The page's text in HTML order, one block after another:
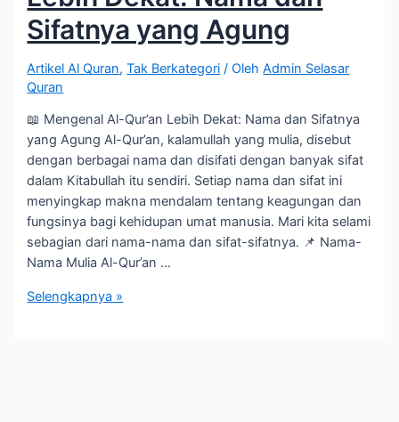
Sifatnya yang Agung
Artikel Al Quran,Tak Berkategori / OlehAdmin Selasar
Quran
📖 Mengenal Al-Qur’an Lebih Dekat: Nama dan Sifatnya
yang Agung Al-Qur’an, kalamullah yang mulia, disebut
dengan berbagai nama dan disifati dengan banyak sifat
dalam Kitabullah itu sendiri. Setiap nama dan sifat ini
menyingkap makna mendalam tentang keagungan dan
fungsinya bagi kehidupan umat manusia. Mari kita selami
sebagian dari nama-nama dan sifat-sifatnya. 📌 Nama-
Nama Mulia Al-Qur’an …
📖
Selengkapnya »